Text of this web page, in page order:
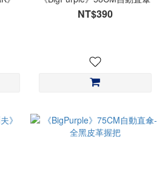
NT$390